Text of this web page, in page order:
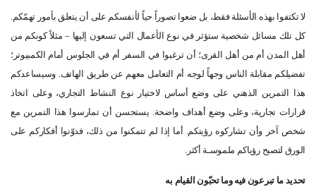
لا تكتفوا بهذه الأسئلة فقط، بل ضعوا تصوراً حياً لأنفسكم على أن يتعلق بأمور تهمّكم.
كل تلك مسائل شخصية ستؤثر في نوع الأعمال التي تسعون إليها – مثلاً كونكم من
أهل المدن أم من أهل القرى؛ أن ترغبوا في السفر أم في الجلوس أمام الكمبيوتر؛
تفضيلكم مقابلة الناس وجهاً لوجه أم التعامل معهم عن طريق الهاتف. وسيساعدكم
هذا التمرين الذهني على وضع أساس لاختيار نوع النشاط التجاري، وعلى اتخاذ
قرارات تجارية، وعلى وضع أهداف واضحة. يستحسن أن تمارسوا هذا التمرين مع
شخص آخر وأن تشاركوه رؤيتكم. أما إذا لم تتمكنوا من ذلك، فدوّنوا أفكاركم على
الورق لتصبح رؤياكم ملموسـة أكثر.
تحديد ما تبرعون فيه وما تحبّون القيام به